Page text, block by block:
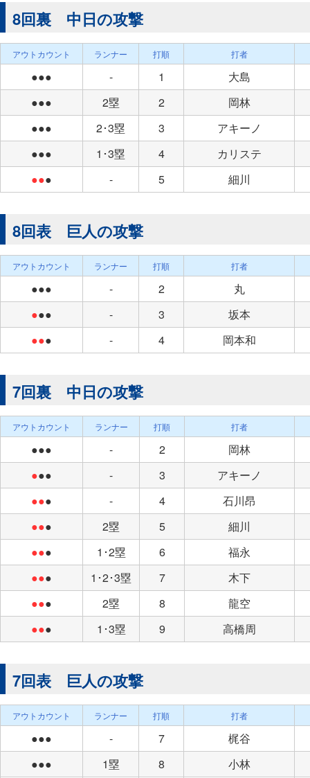
8回裏 中日の攻撃
アウトカウント ランナー 打順 打者
●●● - 1
大島
●●●
2塁 2
岡林
●●●
2･3塁 3
アキーノ
●●●
1･3塁 4
カリステ
●●● - 5 細川
8回表 巨人の攻撃
アウトカウント ランナー 打順 打者
●●● - 2
丸
●●● - 3
坂本
●●● - 4 岡本和
7回裏 中日の攻撃
アウトカウント ランナー 打順 打者
●●● - 2
岡林
●●● - 3
アキーノ
●●● - 4
石川昂
●●● 2塁 5
細川
●●● 1･2塁 6
福永
●●● 1･2･3塁 7
木下
●●● 2塁 8
龍空
●●● 1･3塁 9 高橋周
7回表 巨人の攻撃
アウトカウント ランナー 打順 打者
●●● - 7
梶谷
●●●
1塁 8
小林